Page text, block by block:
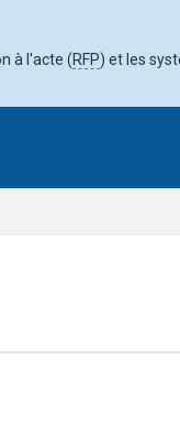
à l'acte (RFP) et les